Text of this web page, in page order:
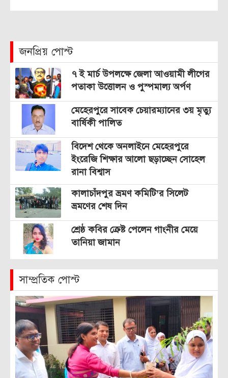
জনপ্রিয় পোস্ট
৭ ই মার্চ উপলক্ষে জেলা আওয়ামী লীগের
পতাকা উত্তোলন ও পুস্পমাল্য অর্পণ
মেহেরপুরে সাবেক চেয়ারম্যানের ৩য় মৃত্যু
বার্ষিকী পালিত
বিদেশ থেকে অনলাইনে মেহেরপুরে
ইংরেজি শিক্ষার আলো ছড়াচ্ছেন সোহেল
রানা বিশ্বাস
কালাচাঁদপুর ভ্রমণ কমিটি’র সিলেট
ভ্রমণের শেষ দিন
শ্রেষ্ঠ কবির ক্রেষ্ট পেলেন গাংনীর মেয়ে
তানিয়া জামান
সাম্প্রতিক পোস্ট